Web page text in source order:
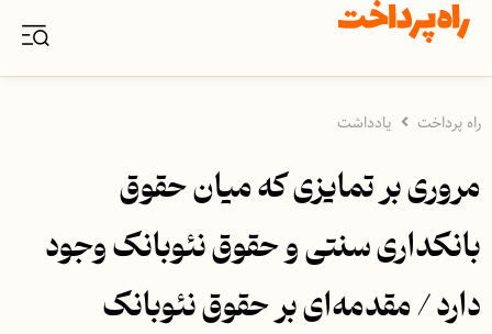
راه پرداخت یادداشت
مروری بر تمایزی که میان حقوق
بانکداری سنتی و حقوق نئوبانک وجود
دارد / مقدمه‌ای بر حقوق نئوبانک